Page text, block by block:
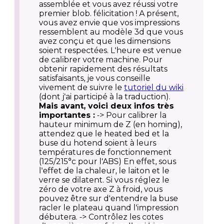
assemblée et vous avez réussi votre
premier blob. félicitation ! A présent,
vous avez envie que vos impressions
ressemblent au modèle 3d que vous
avez conçu et que les dimensions
soient respectées. L'heure est venue
de calibrer votre machine. Pour
obtenir rapidement des résultats
satisfaisants, je vous conseille
vivement de suivre le tutoriel du wiki
(dont j'ai participé à la traduction).
Mais avant, voici deux infos très
importantes : -> Pour calibrer la
hauteur minimum de Z (en homing),
attendez que le heated bed et la
buse du hotend soient à leurs
températures de fonctionnement
(125/215°c pour l'ABS) En effet, sous
l'effet de la chaleur, le laiton et le
verre se dilatent. Si vous réglez le
zéro de votre axe Z à froid, vous
pouvez être sur d'entendre la buse
racler le plateau quand l'impression
débutera. -> Contrôlez les cotes